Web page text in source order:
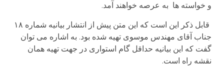
و خواسته ها به عرصه خواهند آمد.
قابل ذکر این است که این متن پیش از انتشار بیانیه شماره ۱۸
جناب آقای مهندس موسوی تهیه شده بود. به اشاره می توان
گفت که این بیانیه حداقل گام استواری در جهت تهیه همان
نقشه راه است.